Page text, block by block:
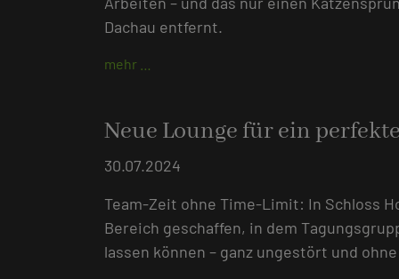
Dachau entfernt.
mehr …
Neue Lounge für ein
30.07.2024
Team-Zeit ohne Time-Limit: In Schloss
Bereich geschaffen, in dem
lassen können – ganz ungestört und